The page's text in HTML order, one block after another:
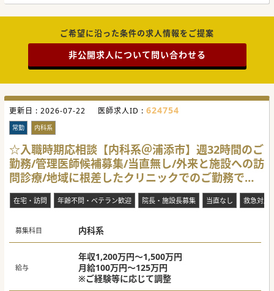
ご希望に沿った条件の求人情報をご提案
非公開求人について問い合わせる
更新日 : 2026-07-22 医師求人ID : 624754
常勤 内科系
☆入職時期応相談【内科系＠浦添市】週32時間のご
勤務/管理医師候補募集/当直無し/外来と施設への訪
問診療/地域に根差したクリニックでのご勤務で
す。
在宅・訪問 年齢不問・ベテラン歓迎 院長・施設長募集 当直なし 救急対応
募集科目 内科系
給与
年収1,200万円～1,500万円
月給100万円～125万円
※ご経験等に応じて調整